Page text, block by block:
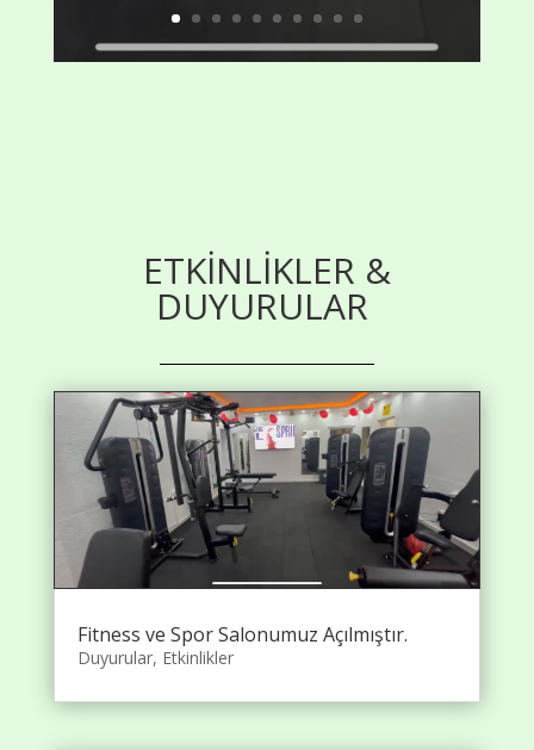
ETKİNLİKLER &
DUYURULAR
Fitness ve Spor Salonumuz Açılmıştır.
Duyurular, Etkinlikler